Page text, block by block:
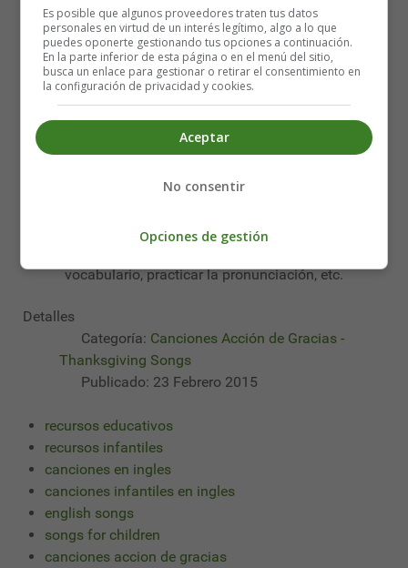
Children in English: Thanksgiving
Funny Bird
The turkey is a funny bird,
His head goes wobble, wobble.
All he know is just one word,
Canciones para niños en inglés para Acción de gracias.
vocabulario, practicar la pronunciación, etc.
Detalles
Categoría: Canciones Acción de Gracias -
Thanksgiving Songs
Publicado: 23 Febrero 2015
recursos educativos
recursos infantiles
canciones en ingles
canciones infantiles en ingles
english songs
songs for children
canciones accion de gracias
Es posible que algunos proveedores traten tus datos
personales en virtud de un interés legítimo, algo a lo que
puedes oponerte gestionando tus opciones a continuación.
En la parte inferior de esta página o en el menú del sitio,
busca un enlace para gestionar o retirar el consentimiento en
la configuración de privacidad y cookies.
Aceptar
No consentir
Opciones de gestión